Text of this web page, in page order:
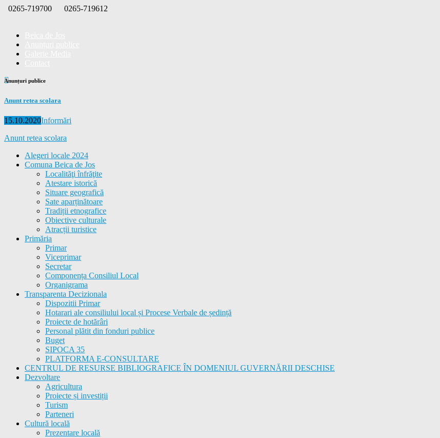
Skip
0265-719700
0265-719612
Anunțuri publice
Anunt retea scolara
Posted
15.10.2020Categories
Informări
Anunt retea scolara
Alegeri locale 2024
Comuna Beica de Jos
Localităţi înfrăţite
Atestare istorică
Situare geografică
Sate aparținătoare
Tradiții etnografice
Obiective culturale
Atracții turistice
Primăria
Primar
Viceprimar
Secretar
Componența Consiliul Local
Organigrama
Transparenta Decizionala
Dispozitii Primar
Hotarari ale consiliului local și Procese Verbale de ședință
Proiecte de hotărâri
Personal plătit din fonduri publice
Buget
SIPOCA 35
PLATFORMA E-CONSULTARE
CENTRUL DE RESURSE BIBLIOGRAFICE ÎN DOMENIUL GUVERNĂRII DESCHISE
Dezvoltare
Agricultura
Proiecte și investiții
Turism
Parteneri
Cultură locală
Prezentare locală